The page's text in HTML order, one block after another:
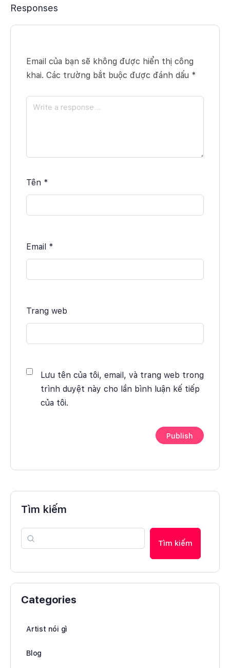
Responses
Email của bạn sẽ không được hiển thị công
khai. Các trường bắt buộc được đánh dấu *
Tên *
Email *
Trang web
Lưu tên của tôi, email, và trang web trong
trình duyệt này cho lần bình luận kế tiếp
của tôi.
Tìm kiếm
Tìm kiếm
Categories
Artist nói gì
Blog